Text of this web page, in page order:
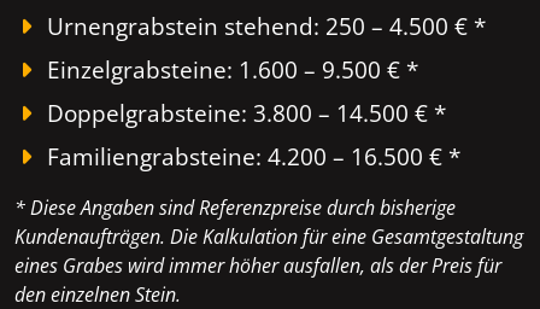
Urnengrabstein stehend: 250 – 4.500 € *
Einzelgrabsteine: 1.600 – 9.500 € *
Doppelgrabsteine: 3.800 – 14.500 € *
Familiengrabsteine: 4.200 – 16.500 € *
* Diese Angaben sind Referenzpreise durch bisherige
Kundenaufträgen. Die Kalkulation für eine Gesamtgestaltung
eines Grabes wird immer höher ausfallen, als der Preis für
den einzelnen Stein.